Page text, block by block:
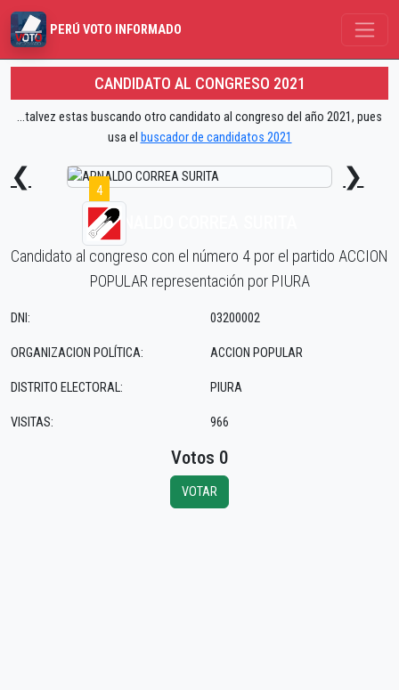
PERÚ VOTO INFORMADO
CANDIDATO AL CONGRESO 2021
...talvez estas buscando otro candidato al congreso del año 2021, pues
usa el buscador de candidatos 2021
❮ 4 ❯
ARNALDO CORREA SURITA
Candidato al congreso con el número 4 por el partido ACCION
POPULAR representación por PIURA
DNI:
ORGANIZACION POLÍTICA:
DISTRITO ELECTORAL:
VISITAS:
03200002
ACCION POPULAR
PIURA
966
Votos 0
VOTAR